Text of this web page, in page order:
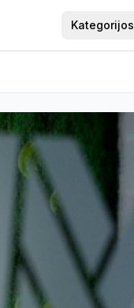
Kategorijos